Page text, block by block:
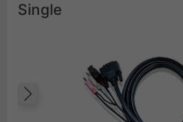
Single
Poprzedni